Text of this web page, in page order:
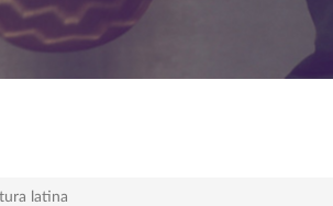
latina